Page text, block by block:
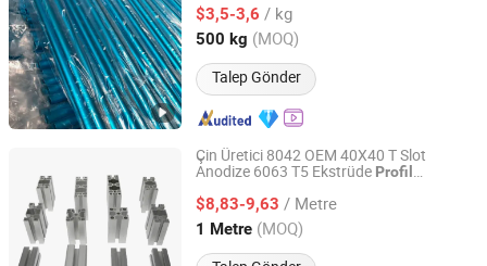
$3,5-3,6 / kg
500 kg (MOQ)
Talep Gönder
Jiangsu, China Fiyat 2025
Çin Üretici 8042 OEM 40X40 T Slot
Anodize 6063 T5 Ekstrüde Profil
Rig'i/İmalat Hattı için 4040 4080 40120
40160
$8,83-9,63 / Metre
1 Metre (MOQ)
Shaoxing Shangyu Mesier Metal Products Co., Ltd.
Zhejiang, China Fiyat 2019